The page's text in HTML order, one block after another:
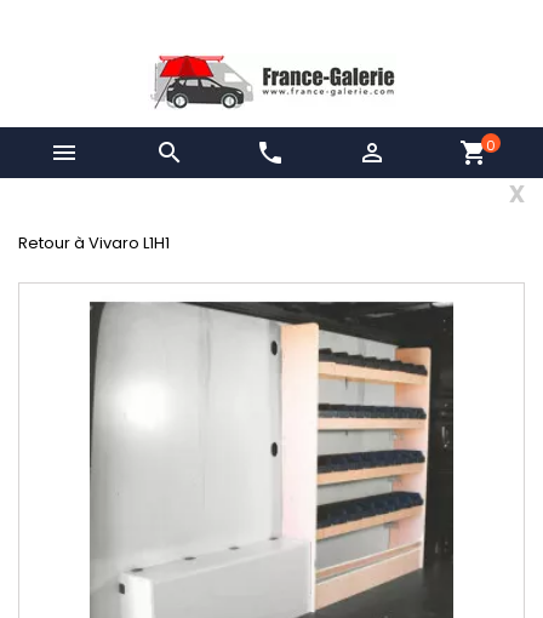
  phone  shopping_cart0
x
Retour à Vivaro L1H1